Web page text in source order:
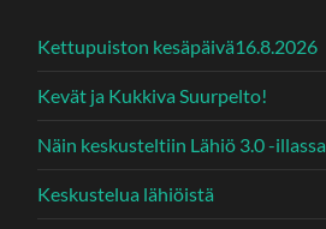
Kettupuiston kesäpäivä16.8.2026
Kevät ja Kukkiva Suurpelto!
Näin keskusteltiin Lähiö 3.0 -illassa
Keskustelua lähiöistä